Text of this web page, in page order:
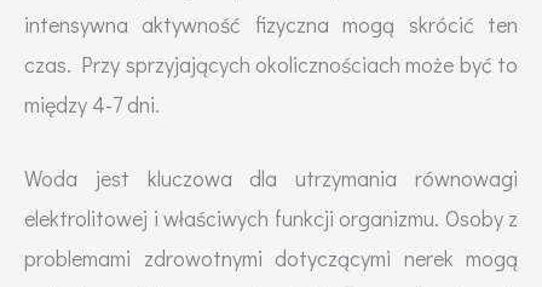
intensywna aktywność fizyczna mogą skrócić ten
czas. Przy sprzyjających okolicznościach może być to
między 4-7 dni.
Woda jest kluczowa dla utrzymania równowagi
elektrolitowej i właściwych funkcji organizmu. Osoby z
problemami zdrowotnymi dotyczącymi nerek mogą